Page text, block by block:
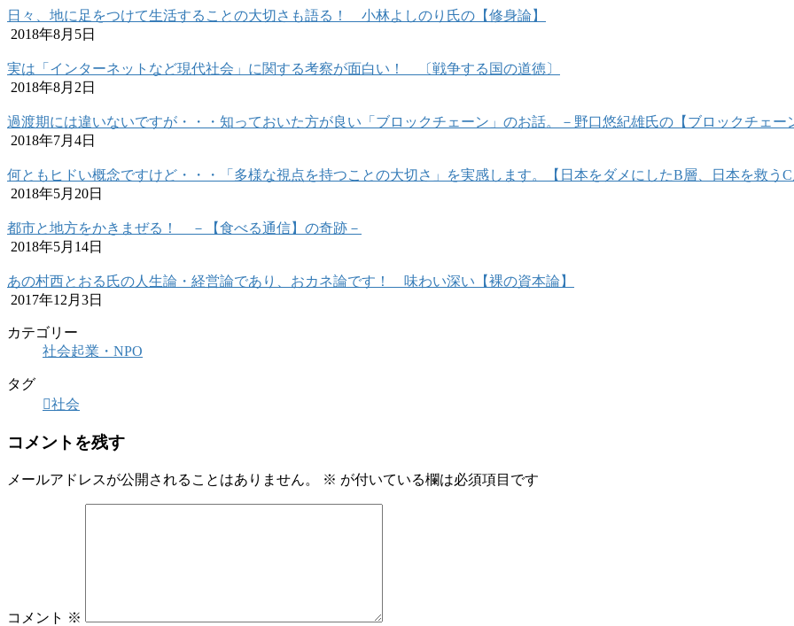
日々、地に足をつけて生活することの大切さも語る！ 小林よしのり氏の【修身論】
2018年8月5日
実は「インターネットなど現代社会」に関する考察が面白い！ 〔戦争する国の道徳〕
2018年8月2日
過渡期には違いないですが・・・知っておいた方が良い「ブロックチェーン」のお話。－野口悠紀雄氏の【ブロックチェー
2018年7月4日
何ともヒドい概念ですけど・・・「多様な視点を持つことの大切さ」を実感します。【日本をダメにしたB層、日本を救うC
2018年5月20日
都市と地方をかきまぜる！ －【食べる通信】の奇跡－
2018年5月14日
あの村西とおる氏の人生論・経営論であり、おカネ論です！ 味わい深い【裸の資本論】
2017年12月3日
カテゴリー
社会起業・NPO
タグ
社会
コメントを残す
メールアドレスが公開されることはありません。 ※ が付いている欄は必須項目です
コメント ※